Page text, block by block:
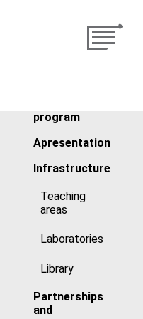
program
Apresentation
Infrastructure
Teaching
areas
Laboratories
Library
Partnerships
and